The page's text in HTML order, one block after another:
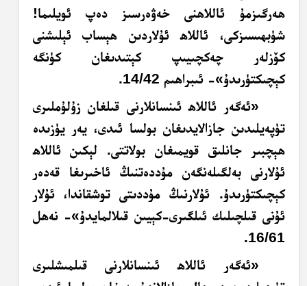
ھەرگىزمۇ ئاللاھنى خەۋەرسىز دەپ ئويلىما!
شۈبھىسىزكى، ئاللاھ ئۇلاردىن ھېساب ئېلىشنى
كۆزلەر چەكچىيىپ كېتىدىغان كۈنگە
كېچىكتۈرىدۇ»- ئىبراھىم 14/42.
«ئەگەر ئاللاھ ئىنسانلارنى قىلغان زۇلۇملىرى
تۈپەيلىدىن جازالايدىغان بولسا ئىدى، يەر يۈزىدە
ھېچبىر جانلىق قويمىغان بولاتتى. لېكىن ئاللاھ
ئۇلارنى بەلگىلەنگەن مۇددەتنىڭ ئاخىرىغا قەدەر
كېچىكتۈرىدۇ. ئۇلارنىڭ مۇددىتى توشقاندا، ئۇلار
ئۇنى قىلچىلىك ئىلگىرى-كېيىن قىلالمايدۇ»- نەھل
16/61.
«ئەگەر ئاللاھ ئىنسانلارنى قىلمىشلىرى